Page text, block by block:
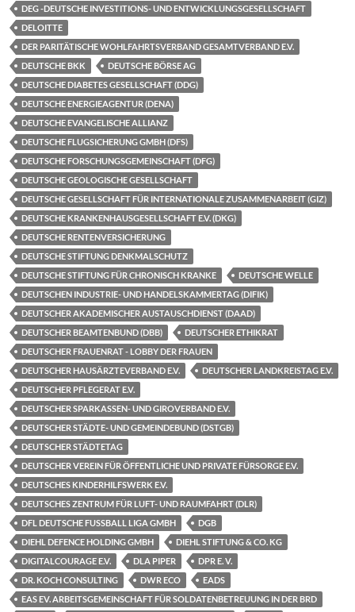
DEG -DEUTSCHE INVESTITIONS- UND ENTWICKLUNGSGESELLSCHAFT
DELOITTE
DER PARITÄTISCHE WOHLFAHRTSVERBAND GESAMTVERBAND E.V.
DEUTSCHE BKK
DEUTSCHE BÖRSE AG
DEUTSCHE DIABETES GESELLSCHAFT (DDG)
DEUTSCHE ENERGIEAGENTUR (DENA)
DEUTSCHE EVANGELISCHE ALLIANZ
DEUTSCHE FLUGSICHERUNG GMBH (DFS)
DEUTSCHE FORSCHUNGSGEMEINSCHAFT (DFG)
DEUTSCHE GEOLOGISCHE GESELLSCHAFT
DEUTSCHE GESELLSCHAFT FÜR INTERNATIONALE ZUSAMMENARBEIT (GIZ)
DEUTSCHE KRANKENHAUSGESELLSCHAFT E.V. (DKG)
DEUTSCHE RENTENVERSICHERUNG
DEUTSCHE STIFTUNG DENKMALSCHUTZ
DEUTSCHE STIFTUNG FÜR CHRONISCH KRANKE
DEUTSCHE WELLE
DEUTSCHEN INDUSTRIE- UND HANDELSKAMMERTAG (DIFIK)
DEUTSCHER AKADEMISCHER AUSTAUSCHDIENST (DAAD)
DEUTSCHER BEAMTENBUND (DBB)
DEUTSCHER ETHIKRAT
DEUTSCHER FRAUENRAT - LOBBY DER FRAUEN
DEUTSCHER HAUSÄRZTEVERBAND E.V.
DEUTSCHER LANDKREISTAG E.V.
DEUTSCHER PFLEGERAT E.V.
DEUTSCHER SPARKASSEN- UND GIROVERBAND E.V.
DEUTSCHER STÄDTE- UND GEMEINDEBUND (DSTGB)
DEUTSCHER STÄDTETAG
DEUTSCHER VEREIN FÜR ÖFFENTLICHE UND PRIVATE FÜRSORGE E.V.
DEUTSCHES KINDERHILFSWERK E.V.
DEUTSCHES ZENTRUM FÜR LUFT- UND RAUMFAHRT (DLR)
DFL DEUTSCHE FUSSBALL LIGA GMBH
DGB
DIEHL DEFENCE HOLDING GMBH
DIEHL STIFTUNG & CO. KG
DIGITALCOURAGE E.V.
DLA PIPER
DPR E. V.
DR. KOCH CONSULTING
DWR ECO
EADS
EAS EV. ARBEITSGEMEINSCHAFT FÜR SOLDATENBETREUUNG IN DER BRD